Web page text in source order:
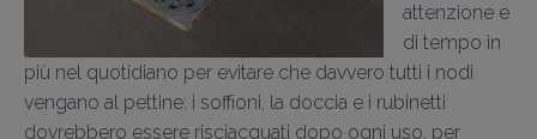
attenzione e
di tempo in
più nel quotidiano per evitare che davvero tutti i nodi
vengano al pettine: i soffioni, la doccia e i rubinetti
dovrebbero essere risciacquati dopo ogni uso, per